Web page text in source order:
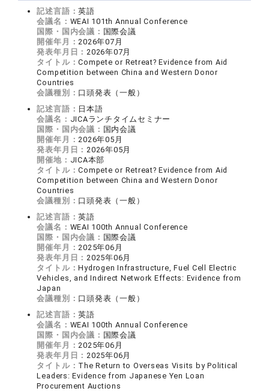
記述言語：英語
会議名： WEAI 101th Annual Conference
国際・国内会議： 国際会議
開催年月：2026年07月
発表年月日：2026年07月
タイトル：Compete or Retreat? Evidence from Aid
Competition between China and Western Donor
Countries
会議種別： 口頭発表（一般）
記述言語： 日本語
会議名： JICAランチタイムセミナー
国際・国内会議： 国内会議
開催年月：2026年05月
発表年月日：2026年05月
開催地： JICA本部
タイトル：Compete or Retreat? Evidence from Aid
Competition between China and Western Donor
Countries
会議種別： 口頭発表（一般）
記述言語：英語
会議名： WEAI 100th Annual Conference
国際・国内会議： 国際会議
開催年月：2025年06月
発表年月日：2025年06月
タイトル：Hydrogen Infrastructure, Fuel Cell Electric
Vehicles, and Indirect Network Effects: Evidence from
Japan
会議種別： 口頭発表（一般）
記述言語：英語
会議名： WEAI 100th Annual Conference
国際・国内会議： 国際会議
開催年月：2025年06月
発表年月日：2025年06月
タイトル： The Return to Overseas Visits by Political
Leaders: Evidence from Japanese Yen Loan
Procurement Auctions